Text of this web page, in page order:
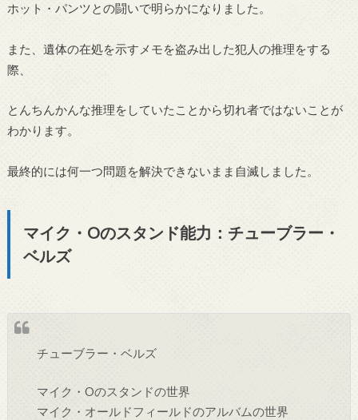
ホット・パンツとの闘いで明らかになりました。
また、遺体の在処を示すメモを盗み出した犯人の推理をする
際、
とんちんかんな推理をしていたことから切れ者ではないことが
わかります。
最終的には何一つ問題を解決できないまま自滅しました。
マイク・Oのスタンド能力：チューブラー・
ベルズ
チューブラー・ベルズ
マイク・Oのスタンドの世界
マイク・オールドフィールドのアルバムの世界